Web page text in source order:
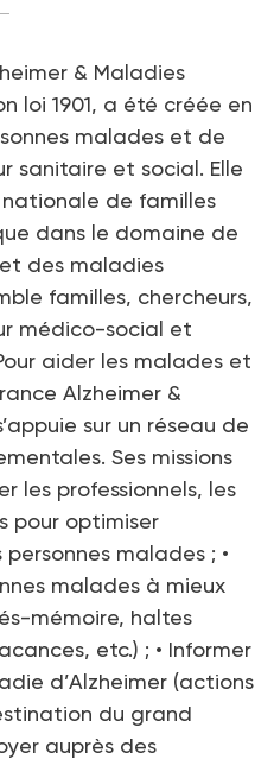
& Maladies
loi 1901, a été créée en
malades et de
sanitaire et social. Elle
de familles
dans le domaine de
des maladies
familles, chercheurs,
médico-social et
aider les malades et
Alzheimer &
sur un réseau de
Ses missions
les professionnels, les
pour optimiser
malades ; •
malades à mieux
mémoire, haltes
etc.) ; • Informer
d’Alzheimer (actions
du grand
auprès des